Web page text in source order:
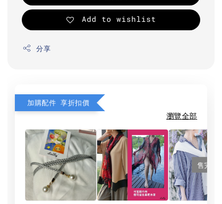
Add to wishlist
分享
加購配件 享折扣價
瀏覽全部
售完